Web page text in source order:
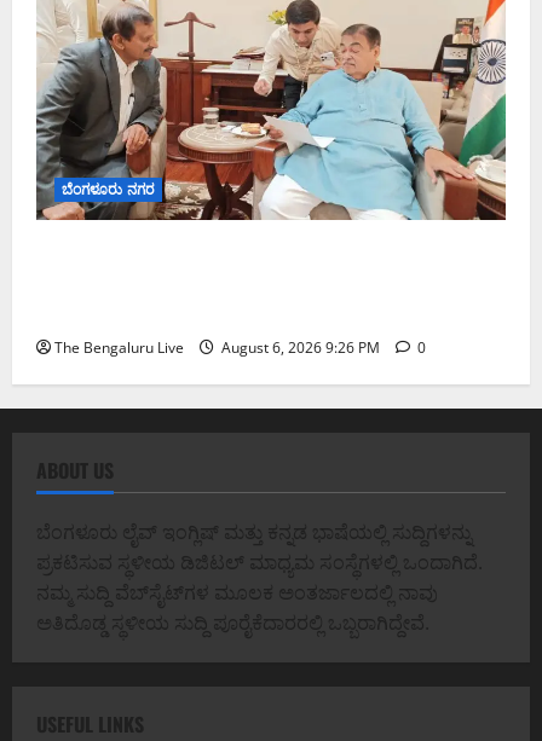
ಬೆಂಗಳೂರು ನಗರ
The Bengaluru Live August 6, 2026 9:26 PM 0
ABOUT US
ಬೆಂಗಳೂರು ಲೈವ್ ಇಂಗ್ಲಿಷ್ ಮತ್ತು ಕನ್ನಡ ಭಾಷೆಯಲ್ಲಿ ಸುದ್ದಿಗಳನ್ನು
ಪ್ರಕಟಿಸುವ ಸ್ಥಳೀಯ ಡಿಜಿಟಲ್ ಮಾಧ್ಯಮ ಸಂಸ್ಥೆಗಳಲ್ಲಿ ಒಂದಾಗಿದೆ.
ನಮ್ಮ ಸುದ್ದಿ ವೆಬ್‌ಸೈಟ್‌ಗಳ ಮೂಲಕ ಅಂತರ್ಜಾಲದಲ್ಲಿ ನಾವು
ಅತಿದೊಡ್ಡ ಸ್ಥಳೀಯ ಸುದ್ದಿ ಪೂರೈಕೆದಾರರಲ್ಲಿ ಒಬ್ಬರಾಗಿದ್ದೇವೆ.
USEFUL LINKS